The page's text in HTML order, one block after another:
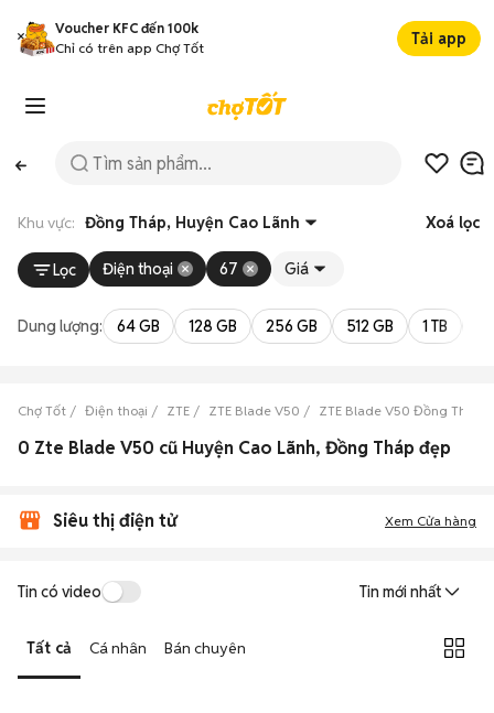
Voucher KFC đến 100k
Chỉ có trên app Chợ Tốt
Tải app
Khu vực: Đồng Tháp, Huyện Cao Lãnh Xoá lọc
Lọc Điện thoại 67 Giá
Dung lượng: 64 GB 128 GB 256 GB 512 GB 1 TB
Chợ Tốt Điện thoại ZTE ZTE Blade V50 ZTE Blade V50 Đồng Tháp
0 Zte Blade V50 cũ Huyện Cao Lãnh, Đồng Tháp đẹp
Siêu thị điện tử Xem Cửa hàng
Tin có video Tin mới nhất
Tất cả Cá nhân Bán chuyên